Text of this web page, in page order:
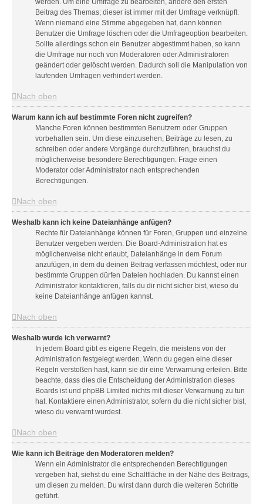
werden. Um eine Umfrage zu bearbeiten, ändere den ersten
Beitrag des Themas; dieser ist immer mit der Umfrage verknüpft.
Wenn niemand eine Stimme abgegeben hat, dann können
Benutzer die Umfrage löschen oder die Umfrageoption bearbeiten.
Sollte allerdings schon ein Benutzer abgestimmt haben, so kann
die Umfrage nur noch von Moderatoren oder Administratoren
geändert oder gelöscht werden. Dadurch soll die Manipulation von
laufenden Umfragen verhindert werden.
Nach oben
Warum kann ich auf bestimmte Foren nicht zugreifen?
Manche Foren können bestimmten Benutzern oder Gruppen
vorbehalten sein. Um diese einzusehen, Beiträge zu lesen, zu
schreiben oder andere Vorgänge durchzuführen, brauchst du
möglicherweise besondere Berechtigungen. Frage einen
Moderator oder Administrator nach entsprechenden
Berechtigungen.
Nach oben
Weshalb kann ich keine Dateianhänge anfügen?
Rechte für Dateianhänge können für Foren, Gruppen und einzelne
Benutzer vergeben werden. Die Board-Administration hat es
möglicherweise nicht erlaubt, Dateianhänge in dem Forum
anzufügen, in dem du deinen Beitrag verfassen möchtest, oder nur
bestimmte Gruppen dürfen Dateien hochladen. Du kannst einen
Administrator kontaktieren, falls du dir nicht sicher bist, wieso du
keine Dateianhänge anfügen kannst.
Nach oben
Weshalb wurde ich verwarnt?
In jedem Board gibt es eigene Regeln, die meistens von der
Administration festgelegt werden. Wenn du gegen eine dieser
Regeln verstoßen hast, kann sie dir eine Verwarnung erteilen. Bitte
beachte, dass dies die Entscheidung der Administration dieses
Boards ist und phpBB Limited nichts mit dieser Verwarnung zu tun
hat. Kontaktiere einen Administrator, sofern du die nicht sicher bist,
wieso du verwarnt wurdest.
Nach oben
Wie kann ich Beiträge den Moderatoren melden?
Wenn ein Administrator die entsprechenden Berechtigungen
vergeben hat, siehst du eine Schaltfläche in der Nähe des Beitrags,
um diesen zu melden. Du wirst dann durch die weiteren Schritte
geführt.